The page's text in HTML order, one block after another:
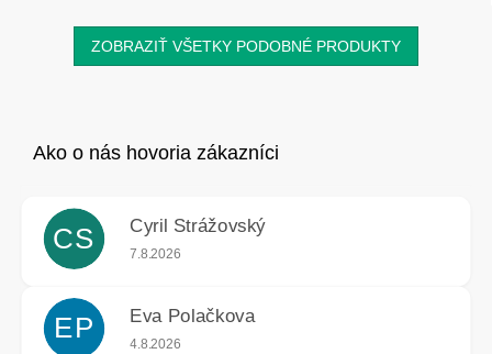
ZOBRAZIŤ VŠETKY PODOBNÉ PRODUKTY
CS Cyril Strážovský
Hodnotenie obchodu je 5 z 5 hviezdičiek.
7.8.2026
EP Eva Polačkova
Hodnotenie obchodu je 5 z 5 hviezdičiek.
4.8.2026